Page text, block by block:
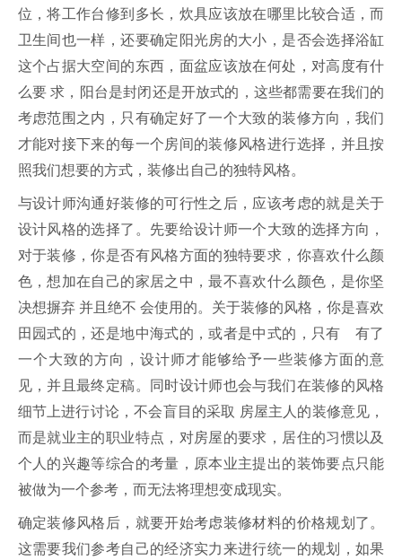
位，将工作台修到多长，炊具应该放在哪里比较合适，而
卫生间也一样，还要确定阳光房的大小，是否会选择浴缸
这个占据大空间的东西，面盆应该放在何处，对高度有什
么要 求，阳台是封闭还是开放式的，这些都需要在我们的
考虑范围之内，只有确定好了一个大致的装修方向，我们
才能对接下来的每一个房间的装修风格进行选择，并且按
照我们想要的方式，装修出自己的独特风格。
与设计师沟通好装修的可行性之后，应该考虑的就是关于
设计风格的选择了。先要给设计师一个大致的选择方向，
对于装修，你是否有风格方面的独特要求，你喜欢什么颜
色，想加在自己的家居之中，最不喜欢什么颜色，是你坚
决想摒弃 并且绝不 会使用的。关于装修的风格，你是喜欢
田园式的，还是地中海式的，或者是中式的，只有 有了
一个大致的方向，设计师才能够给予一些装修方面的意
见，并且最终定稿。同时设计师也会与我们在装修的风格
细节上进行讨论，不会盲目的采取 房屋主人的装修意见，
而是就业主的职业特点，对房屋的要求，居住的习惯以及
个人的兴趣等综合的考量，原本业主提出的装饰要点只能
被做为一个参考，而无法将理想变成现实。
确定装修风格后，就要开始考虑装修材料的价格规划了。
这需要我们参考自己的经济实力来进行统一的规划，如果